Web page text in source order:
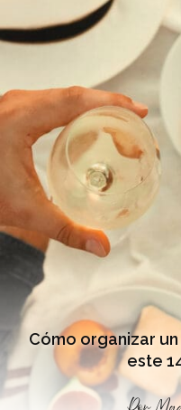
Cómo organizar
este